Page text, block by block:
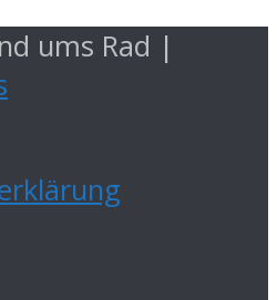
ums Rad |